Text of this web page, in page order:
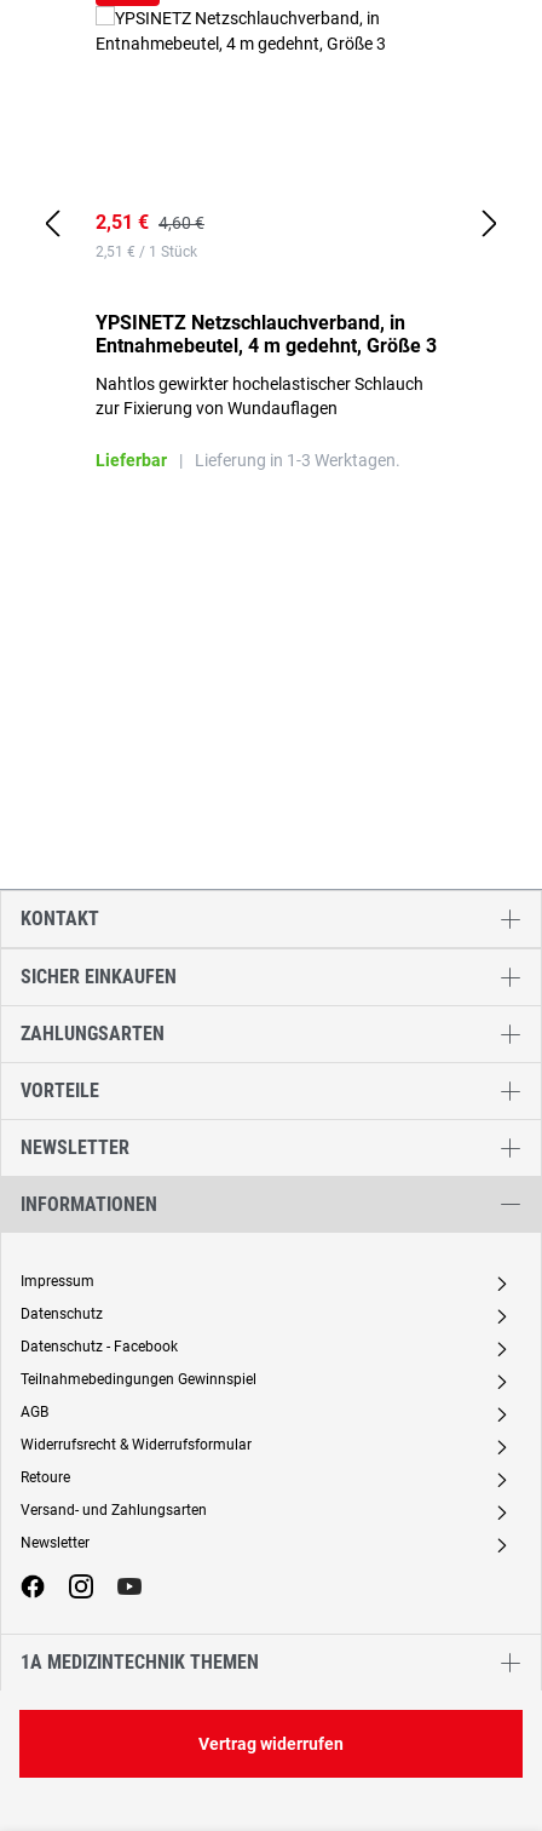
2,51 € 4,60 €
2,51 € / 1 Stück
YPSINETZ Netzschlauchverband, in
Entnahmebeutel, 4 m gedehnt, Größe 3
Nahtlos gewirkter hochelastischer Schlauch
zur Fixierung von Wundauflagen
Lieferbar | Lieferung in 1-3 Werktagen.
SICHER EINKAUFEN
ZAHLUNGSARTEN
VORTEILE
NEWSLETTER
INFORMATIONEN
Impressum A
Datenschutz A
Datenschutz - Facebook A
Teilnahmebedingungen Gewinnspiel A
AGB A
Widerrufsrecht & Widerrufsformular A
Retoure A
Versand- und Zahlungsarten A
Newsletter A
1A MEDIZINTECHNIK THEMEN
KONTAKT
Vertrag widerrufen